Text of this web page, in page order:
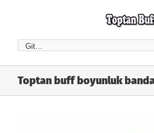
Git...
Toptan buff boyunluk